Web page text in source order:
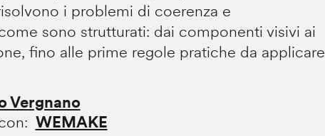
i problemi di coerenza e
sono strutturati: dai componenti visivi ai
fino alle prime regole pratiche da applicare
Vergnano
WEMAKE